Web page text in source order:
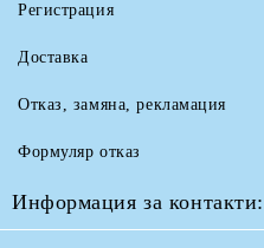
Регистрация
Доставка
Отказ, замяна, рекламация
Формуляр отказ
Информация за контакти: